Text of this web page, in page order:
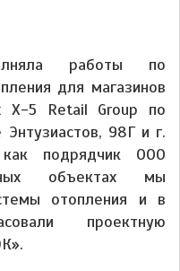
работы по
для магазинов
X-5 Retail Group по
98Г и г.
подрядчик ООО
объектах мы
отопления и в
проектную